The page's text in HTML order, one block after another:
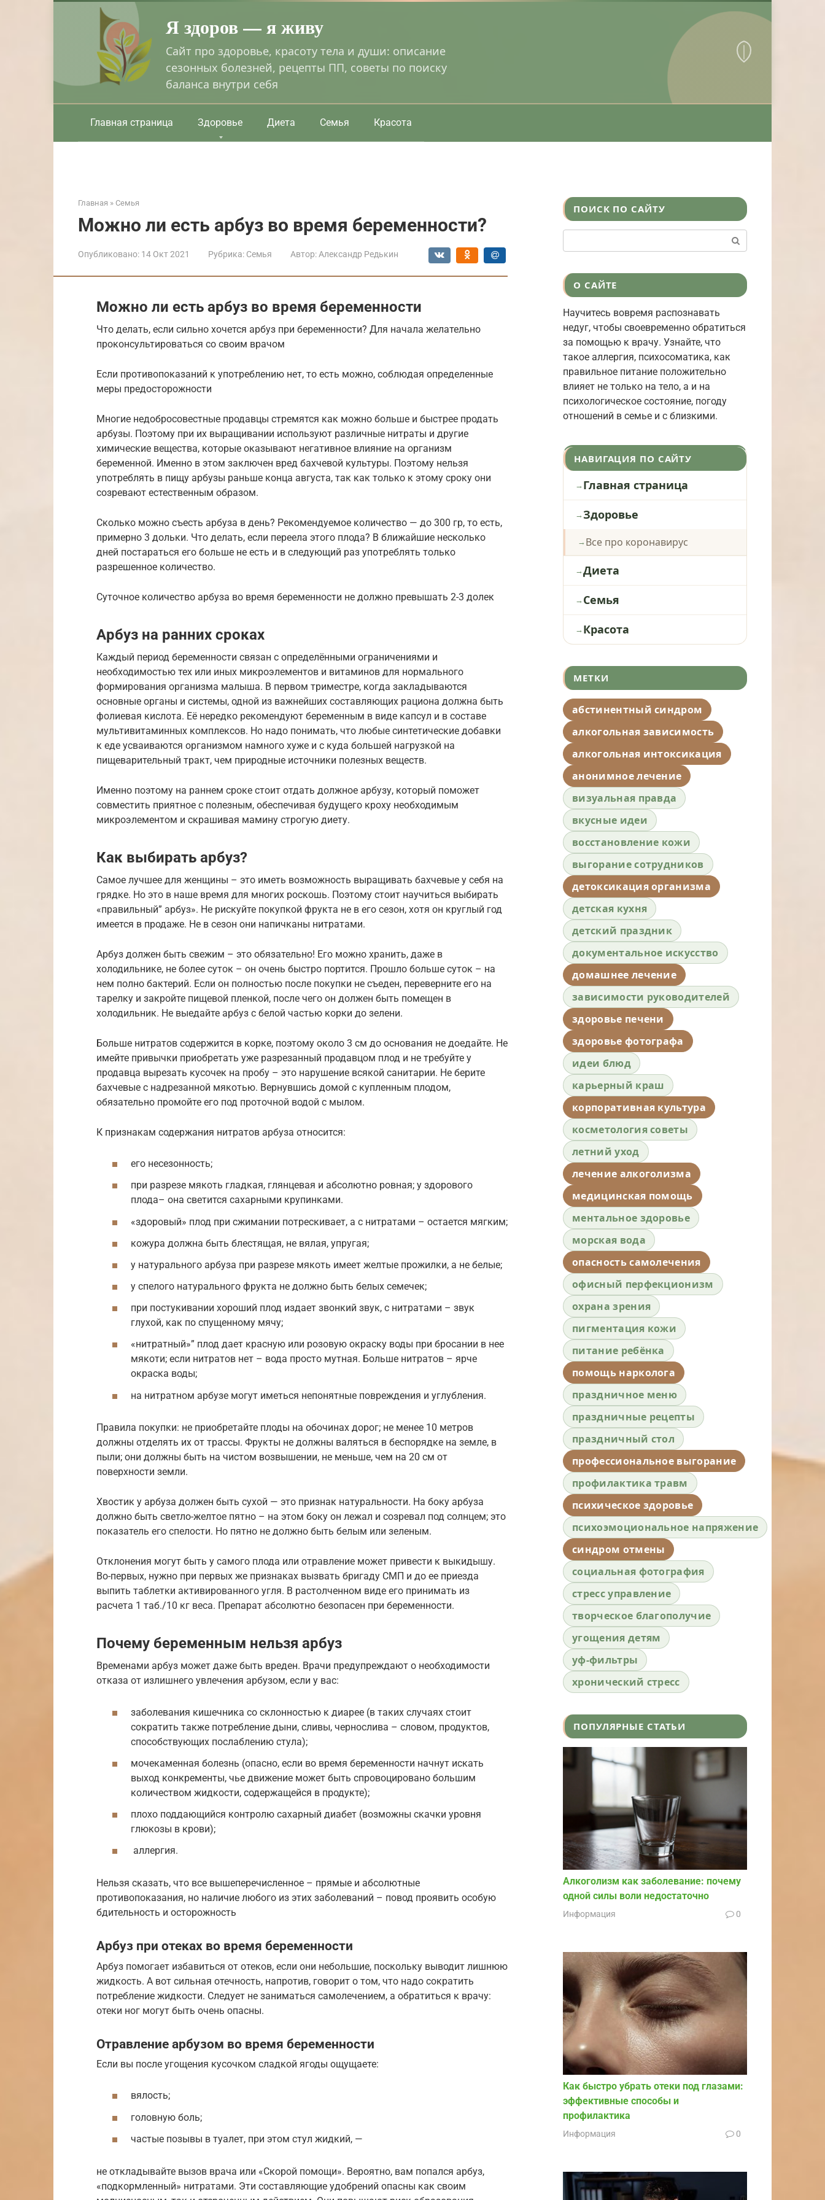
Я здоров — я живу
Сайт про здоровье, красоту тела и души: описание
сезонных болезней, рецепты ПП, советы по поиску
баланса внутри себя
Главная страница Здоровье Диета Семья Красота
Главная » Семья
Можно ли есть арбуз во время беременности?
Опубликовано: 14 Окт 2021 Рубрика: Семья Автор: Александр Редькин
Можно ли есть арбуз во время беременности
Что делать, если сильно хочется арбуз при беременности? Для начала желательно
проконсультироваться со своим врачом
Если противопоказаний к употреблению нет, то есть можно, соблюдая определенные
меры предосторожности
Многие недобросовестные продавцы стремятся как можно больше и быстрее продать
арбузы. Поэтому при их выращивании используют различные нитраты и другие
химические вещества, которые оказывают негативное влияние на организм
беременной. Именно в этом заключен вред бахчевой культуры. Поэтому нельзя
употреблять в пищу арбузы раньше конца августа, так как только к этому сроку они
созревают естественным образом.
Сколько можно съесть арбуза в день? Рекомендуемое количество — до 300 гр, то есть,
примерно 3 дольки. Что делать, если переела этого плода? В ближайшие несколько
дней постараться его больше не есть и в следующий раз употреблять только
разрешенное количество.
Суточное количество арбуза во время беременности не должно превышать 2-3 долек
Арбуз на ранних сроках
Каждый период беременности связан с определёнными ограничениями и
необходимостью тех или иных микроэлементов и витаминов для нормального
формирования организма малыша. В первом триместре, когда закладываются
основные органы и системы, одной из важнейших составляющих рациона должна быть
фолиевая кислота. Её нередко рекомендуют беременным в виде капсул и в составе
мультивитаминных комплексов. Но надо понимать, что любые синтетические добавки
к еде усваиваются организмом намного хуже и с куда большей нагрузкой на
пищеварительный тракт, чем природные источники полезных веществ.
Именно поэтому на раннем сроке стоит отдать должное арбузу, который поможет
совместить приятное с полезным, обеспечивая будущего кроху необходимым
микроэлементом и скрашивая мамину строгую диету.
Как выбирать арбуз?
Самое лучшее для женщины – это иметь возможность выращивать бахчевые у себя на
грядке. Но это в наше время для многих роскошь. Поэтому стоит научиться выбирать
«правильный” арбуз». Не рискуйте покупкой фрукта не в его сезон, хотя он круглый год
имеется в продаже. Не в сезон они напичканы нитратами.
Арбуз должен быть свежим – это обязательно! Его можно хранить, даже в
холодильнике, не более суток – он очень быстро портится. Прошло больше суток – на
нем полно бактерий. Если он полностью после покупки не съеден, переверните его на
тарелку и закройте пищевой пленкой, после чего он должен быть помещен в
холодильник. Не выедайте арбуз с белой частью корки до зелени.
Больше нитратов содержится в корке, поэтому около 3 см до основания не доедайте. Не
имейте привычки приобретать уже разрезанный продавцом плод и не требуйте у
продавца вырезать кусочек на пробу – это нарушение всякой санитарии. Не берите
бахчевые с надрезанной мякотью. Вернувшись домой с купленным плодом,
обязательно промойте его под проточной водой с мылом.
К признакам содержания нитратов арбуза относится:
его несезонность;
при разрезе мякоть гладкая, глянцевая и абсолютно ровная; у здорового
плода– она светится сахарными крупинками.
«здоровый» плод при сжимании потрескивает, а с нитратами – остается мягким;
кожура должна быть блестящая, не вялая, упругая;
у натурального арбуза при разрезе мякоть имеет желтые прожилки, а не белые;
у спелого натурального фрукта не должно быть белых семечек;
при постукивании хороший плод издает звонкий звук, с нитратами – звук
глухой, как по спущенному мячу;
«нитратный»” плод дает красную или розовую окраску воды при бросании в нее
мякоти; если нитратов нет – вода просто мутная. Больше нитратов – ярче
окраска воды;
на нитратном арбузе могут иметься непонятные повреждения и углубления.
Правила покупки: не приобретайте плоды на обочинах дорог; не менее 10 метров
должны отделять их от трассы. Фрукты не должны валяться в беспорядке на земле, в
пыли; они должны быть на чистом возвышении, не меньше, чем на 20 см от
поверхности земли.
Хвостик у арбуза должен быть сухой — это признак натуральности. На боку арбуза
должно быть светло-желтое пятно – на этом боку он лежал и созревал под солнцем; это
показатель его спелости. Но пятно не должно быть белым или зеленым.
Отклонения могут быть у самого плода или отравление может привести к выкидышу.
Во-первых, нужно при первых же признаках вызвать бригаду СМП и до ее приезда
выпить таблетки активированного угля. В растолченном виде его принимать из
расчета 1 таб./10 кг веса. Препарат абсолютно безопасен при беременности.
Почему беременным нельзя арбуз
Временами арбуз может даже быть вреден. Врачи предупреждают о необходимости
отказа от излишнего увлечения арбузом, если у вас:
заболевания кишечника со склонностью к диарее (в таких случаях стоит
сократить также потребление дыни, сливы, чернослива – словом, продуктов,
способствующих послаблению стула);
мочекаменная болезнь (опасно, если во время беременности начнут искать
выход конкременты, чье движение может быть спровоцировано большим
количеством жидкости, содержащейся в продукте);
плохо поддающийся контролю сахарный диабет (возможны скачки уровня
глюкозы в крови);
аллергия.
Нельзя сказать, что все вышеперечисленное – прямые и абсолютные
противопоказания, но наличие любого из этих заболеваний – повод проявить особую
бдительность и осторожность
Арбуз при отеках во время беременности
Арбуз помогает избавиться от отеков, если они небольшие, поскольку выводит лишнюю
жидкость. А вот сильная отечность, напротив, говорит о том, что надо сократить
потребление жидкости. Следует не заниматься самолечением, а обратиться к врачу:
отеки ног могут быть очень опасны.
Отравление арбузом во время беременности
Если вы после угощения кусочком сладкой ягоды ощущаете:
вялость;
головную боль;
частые позывы в туалет, при этом стул жидкий, —
не откладывайте вызов врача или «Скорой помощи». Вероятно, вам попался арбуз,
«подкормленный» нитратами. Эти составляющие удобрений опасны как своим
ПОИСК ПО САЙТУ
О САЙТЕ
Научитесь вовремя распознавать
недуг, чтобы своевременно обратиться
за помощью к врачу. Узнайте, что
такое аллергия, психосоматика, как
правильное питание положительно
влияет не только на тело, а и на
психологическое состояние, погоду
отношений в семье и с близкими.
НАВИГАЦИЯ ПО САЙТУ
Главная страница
Здоровье
Все про коронавирус
Диета
Семья
Красота
МЕТКИ
абстинентный синдром
алкогольная зависимость
алкогольная интоксикация
анонимное лечение
визуальная правда
вкусные идеи
восстановление кожи
выгорание сотрудников
детоксикация организма
детская кухня
детский праздник
документальное искусство
домашнее лечение
зависимости руководителей
здоровье печени
здоровье фотографа
идеи блюд
карьерный краш
корпоративная культура
косметология советы
летний уход
лечение алкоголизма
медицинская помощь
ментальное здоровье
морская вода
опасность самолечения
офисный перфекционизм
охрана зрения
пигментация кожи
питание ребёнка
помощь нарколога
праздничное меню
праздничные рецепты
праздничный стол
профессиональное выгорание
профилактика травм
психическое здоровье
психоэмоциональное напряжение
синдром отмены
социальная фотография
стресс управление
творческое благополучие
угощения детям
уф-фильтры
хронический стресс
ПОПУЛЯРНЫЕ СТАТЬИ
Алкоголизм как заболевание: почему
одной силы воли недостаточно
Информация 0
Как быстро убрать отеки под глазами:
эффективные способы и
профилактика
Информация 0